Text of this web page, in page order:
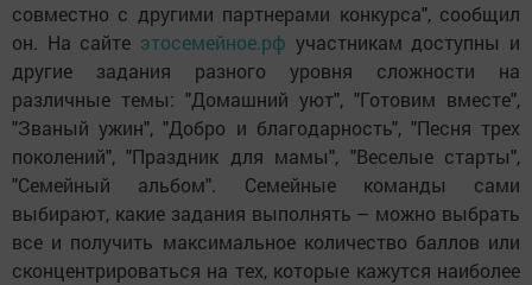
совместно с другими партнерами конкурса", сообщил
он. На сайте этосемейное.рф участникам доступны и
другие задания разного уровня сложности на
различные темы: "Домашний уют", "Готовим вместе",
"Званый ужин", "Добро и благодарность", "Песня трех
поколений", "Праздник для мамы", "Веселые старты",
"Семейный альбом". Семейные команды сами
выбирают, какие задания выполнять – можно выбрать
все и получить максимальное количество баллов или
сконцентрироваться на тех, которые кажутся наиболее